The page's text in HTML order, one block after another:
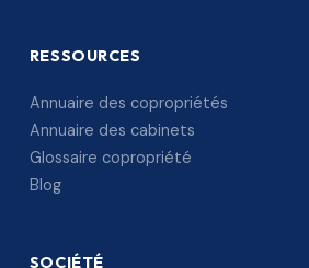
RESSOURCES
Annuaire des copropriétés
Annuaire des cabinets
Glossaire copropriété
Blog
SOCIÉTÉ